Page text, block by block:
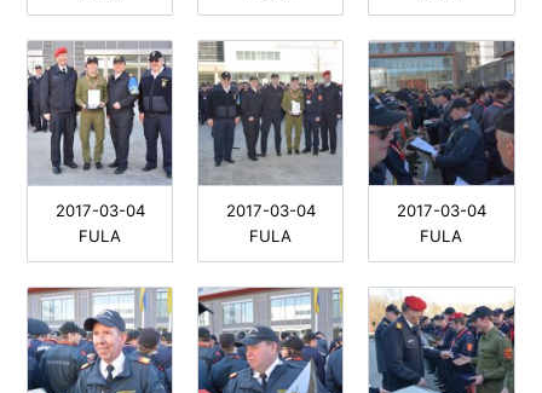
2017-03-04
FULA
2017-03-04
FULA
2017-03-04
FULA